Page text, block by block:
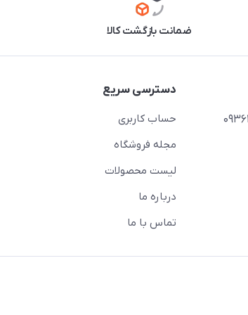
ضمانت بازگشت کالا
دسترسی سریع
حساب کاربری
مجله فروشگاه
لیست محصولات
درباره ما
تماس با ما